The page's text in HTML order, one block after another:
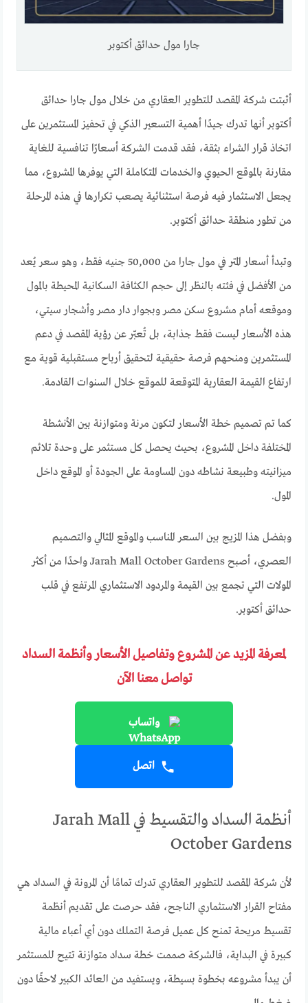
جارا مول حدائق أكتوبر
أثبتت شركة المقصد للتطوير العقاري من خلال مول جارا حدائق
أكتوبر أنها تدرك جيدًا أهمية التسعير الذكي في تحفيز المستثمرين على
اتخاذ قرار الشراء بثقة، فقد قدمت الشركة أسعارًا تنافسية للغاية
مقارنة بالموقع الحيوي والخدمات المتكاملة التي يوفرها المشروع، مما
يجعل الاستثمار فيه فرصة استثنائية يصعب تكرارها في هذه المرحلة
من تطور منطقة حدائق أكتوبر.
وتبدأ أسعار المتر في مول جارا من 50,000 جنيه فقط، وهو سعر يُعد
من الأفضل في فئته بالنظر إلى حجم الكثافة السكانية المحيطة بالمول
وموقعه أمام مشروع سكن مصر وبجوار دار مصر وأشجار سيتي،
هذه الأسعار ليست فقط جذابة، بل تُعبّر عن رؤية المقصد في دعم
المستثمرين ومنحهم فرصة حقيقية لتحقيق أرباح مستقبلية قوية مع
ارتفاع القيمة العقارية المتوقعة للموقع خلال السنوات القادمة.
كما تم تصميم خطة الأسعار لتكون مرنة ومتوازنة بين الأنشطة
المختلفة داخل المشروع، بحيث يحصل كل مستثمر على وحدة تلائم
ميزانيته وطبيعة نشاطه دون المساومة على الجودة أو الموقع داخل
المول.
وبفضل هذا المزيج بين السعر المناسب والموقع المثالي والتصميم
العصري، أصبح Jarah Mall October Gardens واحدًا من أكثر
المولات التي تجمع بين القيمة والمردود الاستثماري المرتفع في قلب
حدائق أكتوبر.
لمعرفة المزيد عن المشروع وتفاصيل الأسعار وأنظمة السداد
تواصل معنا الآن
واتساب
اتصل
أنظمة السداد والتقسيط في Jarah Mall
October Gardens
لأن شركة المقصد للتطوير العقاري تدرك تمامًا أن المرونة في السداد هي
مفتاح القرار الاستثماري الناجح، فقد حرصت على تقديم أنظمة
تقسيط مريحة تمنح كل عميل فرصة التملك دون أي أعباء مالية
كبيرة في البداية، فالشركة صممت خطة سداد متوازنة تتيح للمستثمر
أن يبدأ مشروعه بخطوة بسيطة، ويستفيد من العائد الكبير لاحقًا دون